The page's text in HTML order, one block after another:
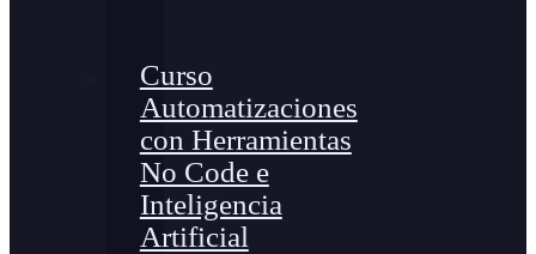
Curso
Automatizaciones
con Herramientas
No Code e
Inteligencia
Artificial